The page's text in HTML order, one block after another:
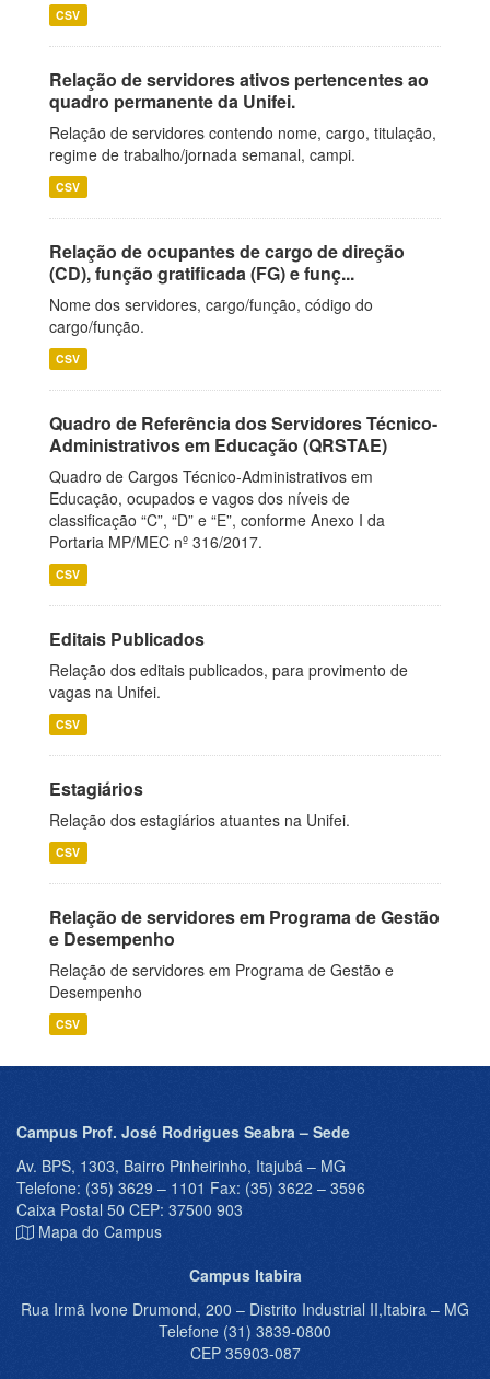
CSV
Relação de servidores ativos pertencentes ao
quadro permanente da Unifei.
Relação de servidores contendo nome, cargo, titulação,
regime de trabalho/jornada semanal, campi.
CSV
Relação de ocupantes de cargo de direção
(CD), função gratificada (FG) e funç...
Nome dos servidores, cargo/função, código do
cargo/função.
CSV
Quadro de Referência dos Servidores Técnico-
Administrativos em Educação (QRSTAE)
Quadro de Cargos Técnico-Administrativos em
Educação, ocupados e vagos dos níveis de
classificação “C”, “D” e “E”, conforme Anexo I da
Portaria MP/MEC nº 316/2017.
CSV
Editais Publicados
Relação dos editais publicados, para provimento de
vagas na Unifei.
CSV
Estagiários
Relação dos estagiários atuantes na Unifei.
CSV
Relação de servidores em Programa de Gestão
e Desempenho
Relação de servidores em Programa de Gestão e
Desempenho
CSV
Campus Prof. José Rodrigues Seabra – Sede
Av. BPS, 1303, Bairro Pinheirinho, Itajubá – MG
Telefone: (35) 3629 – 1101 Fax: (35) 3622 – 3596
Caixa Postal 50 CEP: 37500 903
Mapa do Campus
Campus Itabira
Rua Irmã Ivone Drumond, 200 – Distrito Industrial II,Itabira – MG
Telefone (31) 3839-0800
CEP 35903-087